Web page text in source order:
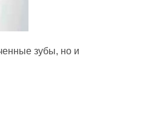
зубы, но и